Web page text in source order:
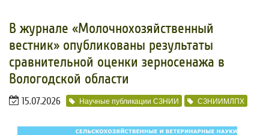
В журнале «Молочнохозяйственный
вестник» опубликованы результаты
сравнительной оценки зерносенажа в
Вологодской области
15.07.2026 Научные публикации СЗНИИ СЗНИИМЛПХ